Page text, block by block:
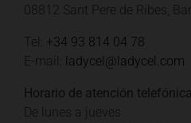
08812 Sant Pere de Ribes,
Tel: +34 93 814 04 78
E-mail: ladycel@ladycel.com
Horario de atención telefónica
De lunes a jueves